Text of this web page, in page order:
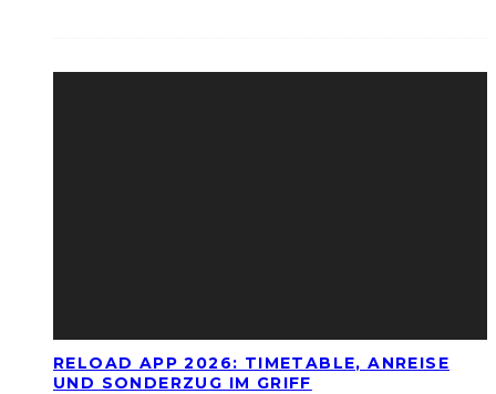
RELOAD APP 2026: TIMETABLE, ANREISE
UND SONDERZUG IM GRIFF